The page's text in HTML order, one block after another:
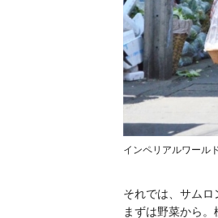
インペリアルワール
それでは、サムロ
まずは野菜から